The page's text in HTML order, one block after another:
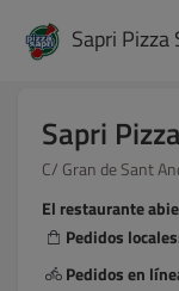
Sapri
Sapri
C/ Gran de Sant
El restaurante
Pedidos
Pedidos en